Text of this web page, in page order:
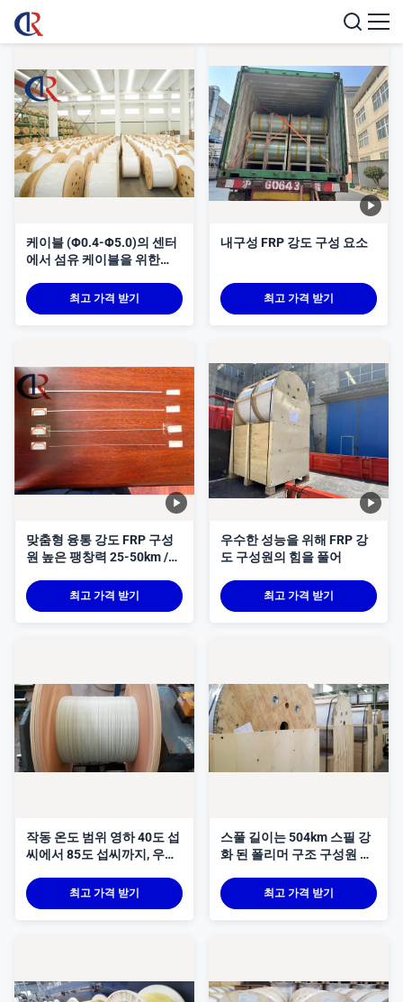
케이블 (Φ0.4-Φ5.0)의 센터
에서 섬유 케이블을 위한
최고 가격 받기
내구성 FRP 강도 구성 요소
최고 가격 받기
맞춤형 융통 강도 FRP 구성
원 높은 팽창력 25-50km /
최고 가격 받기
우수한 성능을 위해 FRP 강
도 구성원의 힘을 풀어
최고 가격 받기
작동 온도 범위 영하 40도 섭
씨에서 85도 섭씨까지, 우수
된 FRP 강도 부재 및 케이블
강도를 보장하는 파단 시
최고 가격 받기
스풀 길이는 504km 스필 강
화 된 폴리머 구조 구성원 쉽
로세스를 보장최고 가격 받기